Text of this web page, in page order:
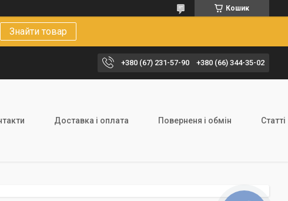
Кошик
Знайти товар
+380 (67) 231-57-90 +380 (66) 344-35-02
Доставка і оплата Поверненя і обмін Статті